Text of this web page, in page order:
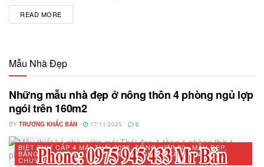
READ MORE
Mẫu Nhà Đẹp
Những mẫu nhà đẹp ở nông thôn 4 phòng ngủ lợp
ngói trên 160m2
BY TRƯƠNG KHẮC BẢN 17/11/2025 0
BIỆT THỰ CẤP 4 MÁI THÁI 2026: TỔNG HỢP 50+ MẪU ĐẸP,
BẢNG CHI PHÍ CHI TIẾT VÀ KINH NGHIỆM XÂY DỰNG TỪ
CHUYÊN GIA